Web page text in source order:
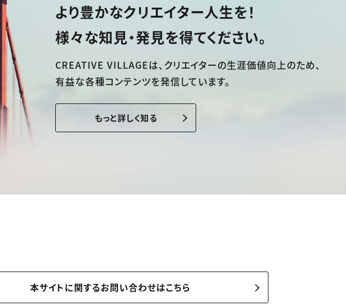
より豊かなクリエイター人生を！
様々な知見・発見を得てください。
CREATIVE VILLAGEは、 クリエイターの生涯価値向上のため、
有益な各種コンテンツを発信しています。
もっと詳しく知る
本サイトに関するお問い合わせはこちら